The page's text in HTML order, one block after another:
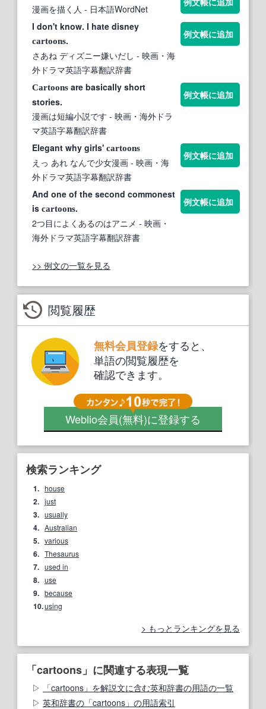
漫画を描く人 - 日本語WordNet
I don't know. I hate disney
cartoons.
さあね ディズニー嫌いだし - 映画・海
外ドラマ英語字幕翻訳辞書
例文帳に追加
Cartoons are basically short
stories.
漫画は短編小説です - 映画・海外ドラ
マ英語字幕翻訳辞書
例文帳に追加
Elegant why girls' cartoons
えっ あれ なんで少女漫画 - 映画・海
外ドラマ英語字幕翻訳辞書
例文帳に追加
And one of the second commonest
is cartoons.
2つ目によくあるのはアニメ - 映画・
海外ドラマ英語字幕翻訳辞書
例文帳に追加
>> 例文の一覧を見る
閲覧履歴
無料会員登録をすると、
単語の閲覧履歴を
確認できます。
Weblio会員(無料)に登録する
検索ランキング
1. house
2. just
3. usually
4. Australian
5. various
6. Thesaurus
7. used in
8. use
9. because
10.using
もっとランキングを見る
「cartoons」に関連する表現一覧
「cartoons」を解説文に含む英和辞書の用語の一覧
英和辞書の「cartoons」の用語索引